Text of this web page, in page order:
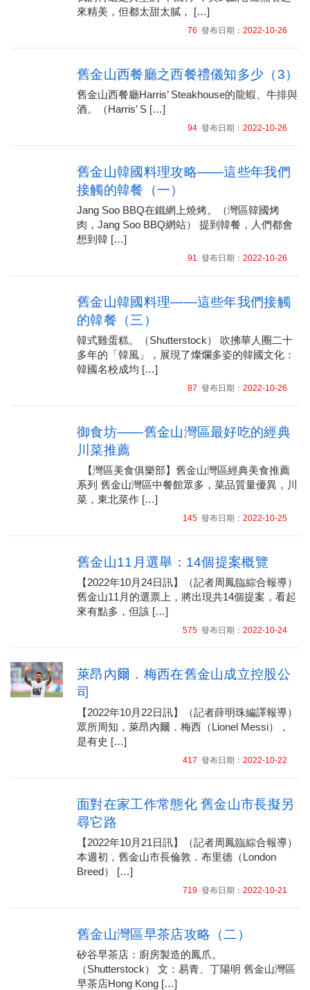
來精美，但都太甜太膩， […]
76 發布日期： 2022-10-26
舊金山西餐廳之西餐禮儀知多少（3）
舊金山西餐廳Harris’ Steakhouse的龍蝦、牛排與
酒。（Harris’ S […]
94發布日期： 2022-10-26
舊金山韓國料理攻略——這些年我們
接觸的韓餐（一）
Jang Soo BBQ在鐵網上燒烤。（灣區韓國烤
肉，Jang Soo BBQ網站） 提到韓餐，人們都會
想到韓 […]
91 發布日期： 2022-10-26
舊金山韓國料理——這些年我們接觸
的韓餐（三）
韓式雞蛋糕。（Shutterstock） 吹拂華人圈二十
多年的「韓風」，展現了燦爛多姿的韓國文化：
韓國名校成均 […]
87 發布日期： 2022-10-26
御食坊——舊金山灣區最好吃的經典
川菜推薦
【灣區美食俱樂部】舊金山灣區經典美食推薦
系列 舊金山灣區中餐館眾多，菜品質量優異，川
菜，東北菜作 […]
145發布日期： 2022-10-25
舊金山11月選舉：14個提案概覽
【2022年10月24日訊】（記者周鳳臨綜合報導）
舊金山11月的選票上，將出現共14個提案，看起
來有點多，但該 […]
575發布日期： 2022-10-24
萊昂內爾．梅西在舊金山成立控股公
司
【2022年10月22日訊】（記者薛明珠編譯報導）
眾所周知，萊昂內爾．梅西（Lionel Messi），
是有史 […]
417 發布日期： 2022-10-22
面對在家工作常態化 舊金山市長擬另
尋它路
【2022年10月21日訊】（記者周鳳臨綜合報導）
本週初，舊金山市長倫敦．布里德（London
Breed） […]
719發布日期： 2022-10-21
舊金山灣區早茶店攻略（二）
矽谷早茶店：廚房製造的鳳爪。
（Shutterstock） 文：易青、丁陽明 舊金山灣區
早茶店Hong Kong […]